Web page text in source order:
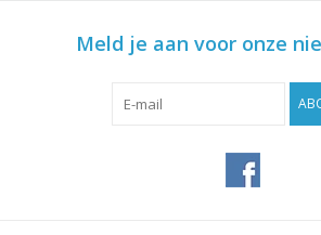
Meld je aan voor onze